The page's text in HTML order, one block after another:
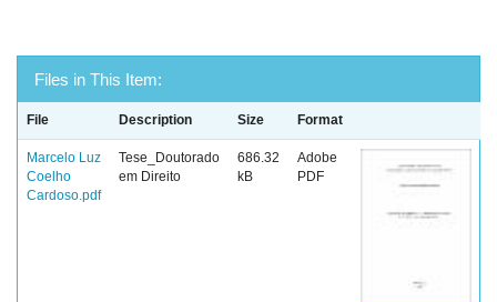
Files in This Item:
File Description Size Format
Marcelo Luz
Coelho
Cardoso.pdf
Tese_Doutorado
em Direito
686.32
kB
Adobe
PDF